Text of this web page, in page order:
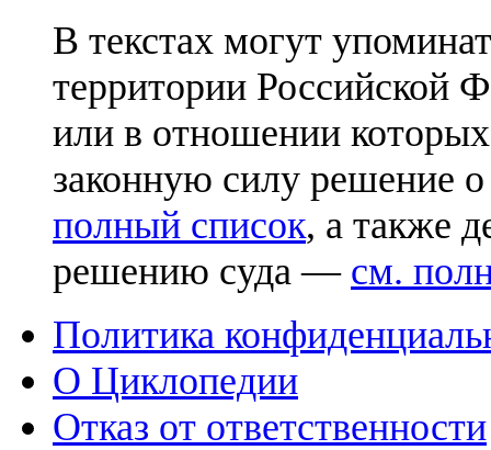
В текстах могут
территории Российской
или в отношении
законную силу решение
полный список, а также
решению суда — см.
Политика
О Циклопедии
Отказ от ответственности